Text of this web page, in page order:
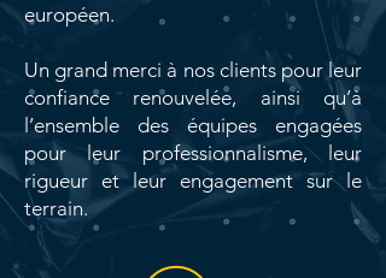
européen.
Un grand merci à nos clients pour leur
confiance renouvelée, ainsi qu’à
l’ensemble des équipes engagées
pour leur professionnalisme, leur
rigueur et leur engagement sur le
terrain.